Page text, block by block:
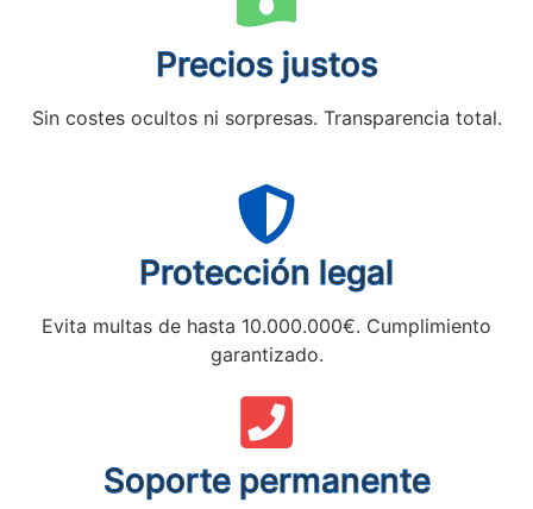
Precios justos
Sin costes ocultos ni sorpresas. Transparencia total.
Protección legal
Evita multas de hasta 10.000.000€. Cumplimiento
garantizado.
Soporte permanente